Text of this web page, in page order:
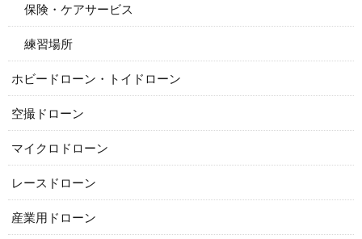
保険・ケアサービス
練習場所
ホビードローン・トイドローン
空撮ドローン
マイクロドローン
レースドローン
産業用ドローン